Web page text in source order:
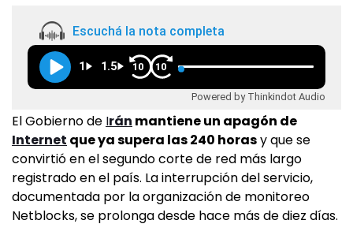
Escuchá la nota completa
1 1.5 10 10
Powered by Thinkindot Audio
El Gobierno de Irán mantiene un apagón de
Internet que ya supera las 240 horasy que se
convirtió en el segundo corte de red más largo
registrado en el país. La interrupción del servicio,
documentada por la organización de monitoreo
Netblocks, se prolonga desde hace más de diez días.